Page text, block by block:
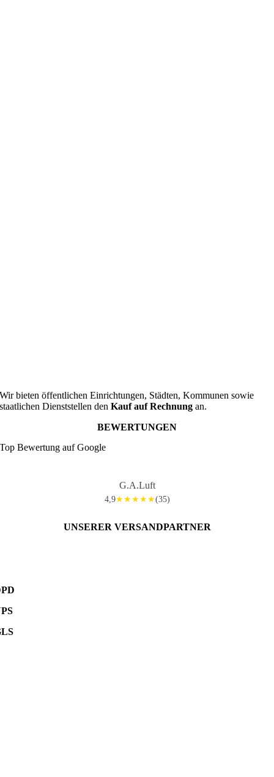
Wir bieten öffentlichen Einrichtungen, Städten, Kommunen sowie
staatlichen Dienststellen denKauf auf Rechnung an.
BEWERTUNGEN
Top Bewertung auf Google
G.A.Luft
4,9★★★★★(35)
UNSERER VERSANDPARTNER